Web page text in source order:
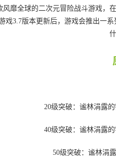
风靡全球的二次元冒险战斗游戏，
戏3.7版本更新后，游戏会推出一
20级突破：谧林涓露
40级突破：谧林涓露
50级突破：谧林涓